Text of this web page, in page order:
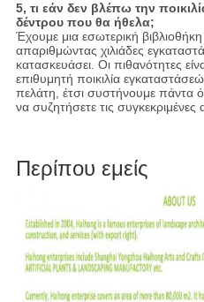
5, τι εάν δεν βλέπω την
δέντρου που θα ήθελα;
Έχουμε μια εσωτερική
απαριθμώντας χιλιάδες
κατασκευάσει. Οι πιθανότητες
επιθυμητή ποικιλία
πελάτη, έτσι συστήνουμε πάντα
να συζητήσετε τις
Περίπου εμείς